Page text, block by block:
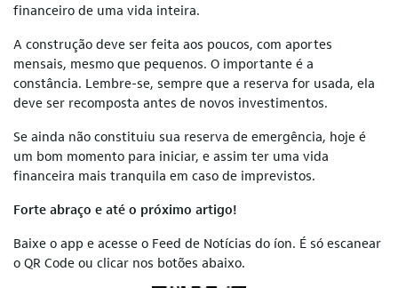
financeiro de uma vida inteira.
A construção deve ser feita aos poucos, com aportes
mensais, mesmo que pequenos. O importante é a
constância. Lembre-se, sempre que a reserva for usada, ela
deve ser recomposta antes de novos investimentos.
Se ainda não constituiu sua reserva de emergência, hoje é
um bom momento para iniciar, e assim ter uma vida
financeira mais tranquila em caso de imprevistos.
Forte abraço e até o próximo artigo!
Baixe o app e acesse o Feed de Notícias do íon. É só escanear
o QR Code ou clicar nos botões abaixo.